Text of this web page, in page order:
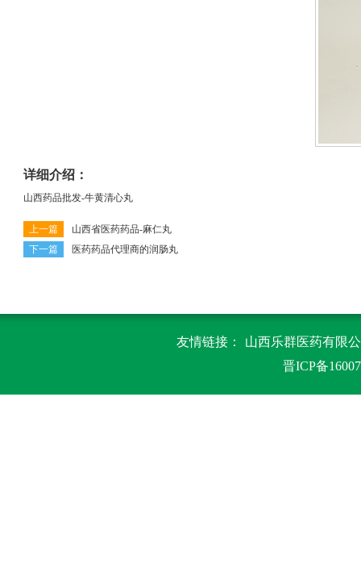
详细介绍：
山西药品批发-牛黄清心丸
上一篇
山西省医药药品-麻仁丸
下一篇
医药药品代理商的润肠丸
友情链接：
山西乐群医药有限
晋ICP备